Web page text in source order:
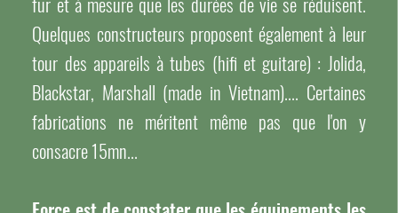
Quelques constructeurs proposent également à leur
tour des appareils à tubes (hifi et guitare) : Jolida,
Blackstar, Marshall (made in Vietnam).... Certaines
fabrications ne méritent même pas que l'on y
consacre 15mn...